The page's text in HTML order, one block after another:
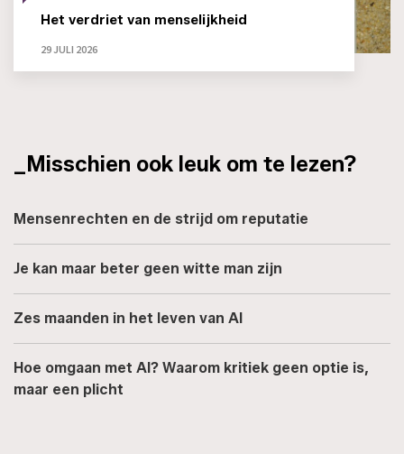
Het verdriet van menselijkheid
29 JULI 2026
_Misschien ook leuk om te lezen?
Mensenrechten en de strijd om reputatie
Je kan maar beter geen witte man zijn
Zes maanden in het leven van AI
Hoe omgaan met AI? Waarom kritiek geen optie is,
maar een plicht